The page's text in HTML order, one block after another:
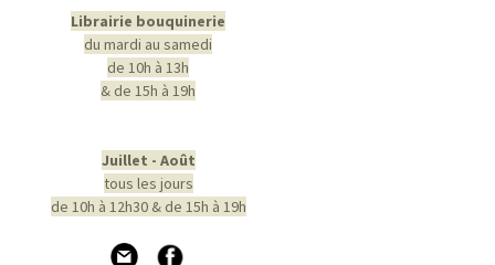
Librairie bouquinerie
du mardi au samedi
de 10h à 13h
& de 15h à 19h
Juillet - Août
tous les jours
de 10h à 12h30 & de 15h à 19h